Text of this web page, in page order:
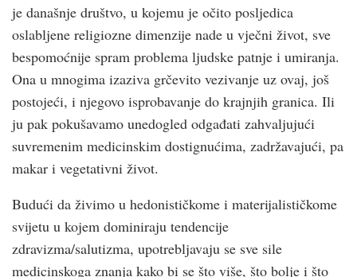
je današnje društvo, u kojemu je očito posljedica
oslabljene religiozne dimenzije nade u vječni život, sve
bespomoćnije spram problema ljudske patnje i umiranja.
Ona u mnogima izaziva grčevito vezivanje uz ovaj, još
postojeći, i njegovo isprobavanje do krajnjih granica. Ili
ju pak pokušavamo unedogled odgađati zahvaljujući
suvremenim medicinskim dostignućima, zadržavajući, pa
makar i vegetativni život.
Budući da živimo u hedonističkome i materijalističkome
svijetu u kojem dominiraju tendencije
zdravizma/salutizma, upotrebljavaju se sve sile
medicinskoga znanja kako bi se što više, što bolje i što